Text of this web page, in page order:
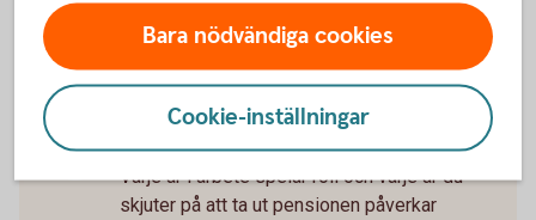
Deltidsarbete under småbarnsår påverkar
pensionen olika beroende på vilket
tjänstepensionsavtal du har. Kolla upp vad
som gäller på din arbetsplats.
Försök att jobba något eller några år längre.
Varje år i arbete spelar roll och varje år du
skjuter på att ta ut pensionen påverkar
Bara nödvändiga cookies
Cookie-inställningar